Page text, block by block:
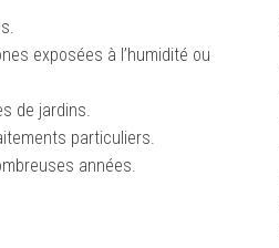
exposées à l’humidité ou
de jardins.
particuliers.
années.